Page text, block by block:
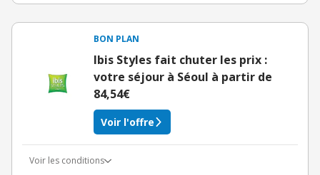
BON PLAN
Ibis Styles fait chuter les prix :
votre séjour à Séoul à partir de
84,54€
Voir l'offre
Voir les conditions